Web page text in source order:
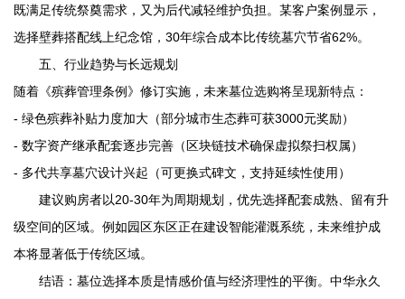
既满足传统祭奠需求，又为后代减轻维护负担。某客户案例显示，
选择壁葬搭配线上纪念馆，30年综合成本比传统墓穴节省62%。
五、行业趋势与长远规划
随着《殡葬管理条例》修订实施，未来墓位选购将呈现新特点：
- 绿色殡葬补贴力度加大（部分城市生态葬可获3000元奖励）
- 数字资产继承配套逐步完善（区块链技术确保虚拟祭扫权属）
- 多代共享墓穴设计兴起（可更换式碑文，支持延续性使用）
建议购房者以20-30年为周期规划，优先选择配套成熟、留有升
级空间的区域。例如园区东区正在建设智能灌溉系统，未来维护成
本将显著低于传统区域。
结语：墓位选择本质是情感价值与经济理性的平衡。 中华永久